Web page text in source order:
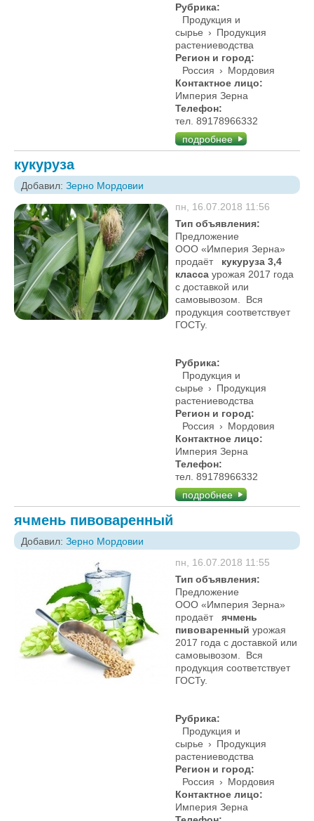
Рубрика:
Продукция и
сырье › Продукция
растениеводства
Регион и город:
Россия › Мордовия
Контактное лицо:
Империя Зерна
Телефон:
тел. 89178966332
подробнее
кукуруза
Добавил: Зерно Мордовии
пн, 16.07.2018 11:56
Тип объявления:
Предложение
ООО «Империя Зерна»
продаёт кукуруза 3,4
класса урожая 2017 года
с доставкой или
самовывозом. Вся
продукция соответствует
ГОСТу.
Рубрика:
Продукция и
сырье › Продукция
растениеводства
Регион и город:
Россия › Мордовия
Контактное лицо:
Империя Зерна
Телефон:
тел. 89178966332
подробнее
ячмень пивоваренный
Добавил: Зерно Мордовии
пн, 16.07.2018 11:55
Тип объявления:
Предложение
ООО «Империя Зерна»
продаёт ячмень
пивоваренный урожая
2017 года с доставкой или
самовывозом. Вся
продукция соответствует
ГОСТу.
Рубрика:
Продукция и
сырье › Продукция
растениеводства
Регион и город:
Россия › Мордовия
Контактное лицо:
Империя Зерна